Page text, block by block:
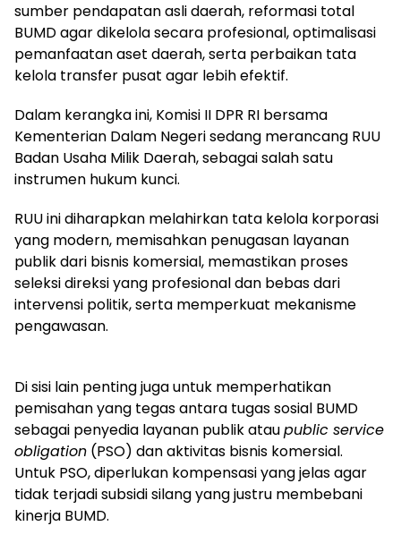
sumber pendapatan asli daerah, reformasi total
BUMD agar dikelola secara profesional, optimalisasi
pemanfaatan aset daerah, serta perbaikan tata
kelola transfer pusat agar lebih efektif.
Dalam kerangka ini, Komisi II DPR RI bersama
Kementerian Dalam Negeri sedang merancang RUU
Badan Usaha Milik Daerah, sebagai salah satu
instrumen hukum kunci.
RUU ini diharapkan melahirkan tata kelola korporasi
yang modern, memisahkan penugasan layanan
publik dari bisnis komersial, memastikan proses
seleksi direksi yang profesional dan bebas dari
intervensi politik, serta memperkuat mekanisme
pengawasan.
Di sisi lain penting juga untuk memperhatikan
pemisahan yang tegas antara tugas sosial BUMD
sebagai penyedia layanan publik ataupublic service
obligation (PSO) dan aktivitas bisnis komersial.
Untuk PSO, diperlukan kompensasi yang jelas agar
tidak terjadi subsidi silang yang justru membebani
kinerja BUMD.